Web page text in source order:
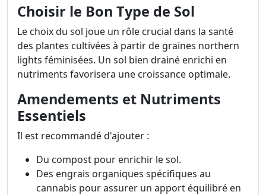
Choisir le Bon Type de Sol
Le choix du sol joue un rôle crucial dans la santé
des plantes cultivées à partir de graines northern
lights féminisées. Un sol bien drainé enrichi en
nutriments favorisera une croissance optimale.
Amendements et Nutriments
Essentiels
Il est recommandé d'ajouter :
Du compost pour enrichir le sol.
Des engrais organiques spécifiques au
cannabis pour assurer un apport équilibré en